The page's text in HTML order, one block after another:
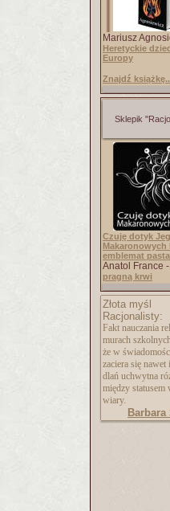
Mariusz
Heretyckie
Europy
Znajdź książkę..
Sklepik
Czuję dotyk
Makaronowych
emblemat
Anatol France -
pragną krwi
Złota myśl
Racjonalisty:
Fakt nauczania
murach
że w
zaciera się
dlań uchwytna
między statusem
wiary.
Barbara